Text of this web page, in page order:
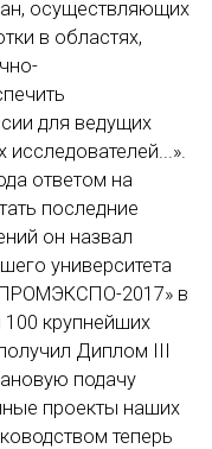
осуществляющих
в областях,
для ведущих
ответом на
последние
он назвал
университета
2017» в
100 крупнейших
Диплом III
подачу
проекты наших
теперь